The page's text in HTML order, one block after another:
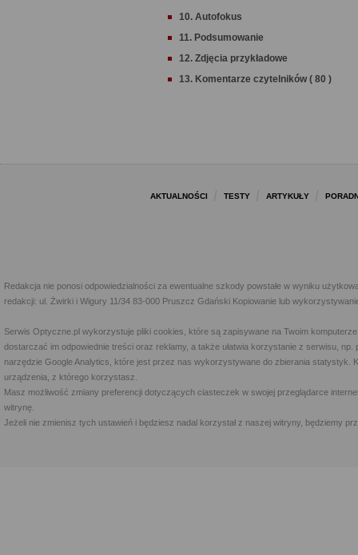
10. Autofokus
11. Podsumowanie
12. Zdjęcia przykładowe
13. Komentarze czytelników ( 80 )
AKTUALNOŚCI TESTY ARTYKUŁY
Redakcja nie ponosi odpowiedzialności za ewentualne szkody powstałe w wyniku
redakcji: ul. Żwirki i Wigury 11/34 83-000 Pruszcz Gdański Kopiowanie lub
Serwis Optyczne.pl wykorzystuje pliki cookies, które są zapisywane na Twoim
dostarczać im odpowiednie treści oraz reklamy, a także ułatwia korzystanie z serwisu,
narzędzie Google Analytics, które jest przez nas wykorzystywane do zbierania statystyk.
urządzenia, z którego korzystasz.
Masz możliwość zmiany preferencji dotyczących ciasteczek w swojej przeglądarce
witrynę.
Jeżeli nie zmienisz tych ustawień i będziesz nadal korzystał z naszej witryny, będziemy